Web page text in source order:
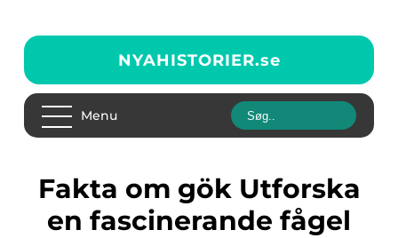
NYAHISTORIER.se
Menu
Fakta om gök Utforska
en fascinerande fågel